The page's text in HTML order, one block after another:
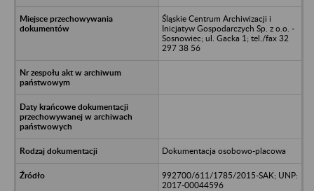
Śląskie Centrum Archiwizacji i
Inicjatyw Gospodarczych Sp. z o.o. -
Sosnowiec; ul. Gacka 1; tel./fax 32
297 38 56
Dokumentacja osobowo-placowa
992700/611/1785/2015-SAK; UNP:
2017-00044596